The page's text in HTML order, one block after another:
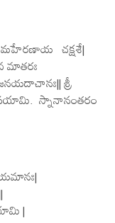
చక్షశే|
మాతరః
శ్రీ
స్నానానంతరం
|